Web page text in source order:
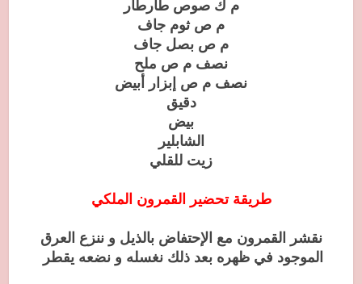
م ك صوص طارطار
م ص ثوم جاف
م ص بصل جاف
نصف م ص ملح
نصف م ص إبزار أبيض
دقيق
بيض
الشابلير
زيت للقلي
طريقة تحضير القمرون الملكي
نقشر القمرون مع الإحتفاض بالذيل و ننزع العرق
الموجود في ظهره بعد ذلك نغسله و نضعه يقطر